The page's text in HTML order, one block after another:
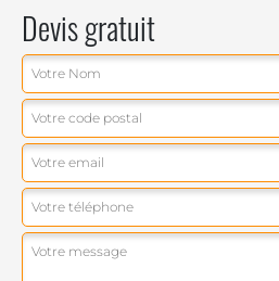
Devis gratuit